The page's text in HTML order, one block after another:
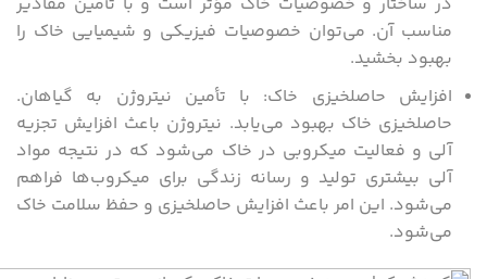
مناسب آن. می‌توان خصوصیات فیزیکی و شیمیایی خاک را
بهبود بخشید.
افزایش حاصلخیزی خاک: با تأمین نیتروژن به گیاهان.
حاصلخیزی خاک بهبود می‌یابد. نیتروژن باعث افزایش تجزیه
آلی و فعالیت میکروبی در خاک می‌شود که در نتیجه مواد
آلی بیشتری تولید و رسانه زندگی برای میکروب‌ها فراهم
می‌شود. این امر باعث افزایش حاصلخیزی و حفظ سلامت خاک
می‌شود.